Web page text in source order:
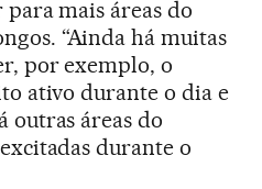
mais áreas do
“Ainda há muitas
por exemplo, o
ativo durante o dia e
outras áreas do
durante o